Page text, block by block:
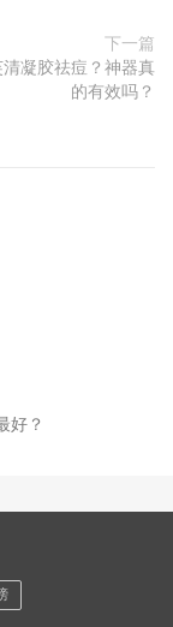
下一篇
凝胶祛痘？神器真
的有效吗？
好？